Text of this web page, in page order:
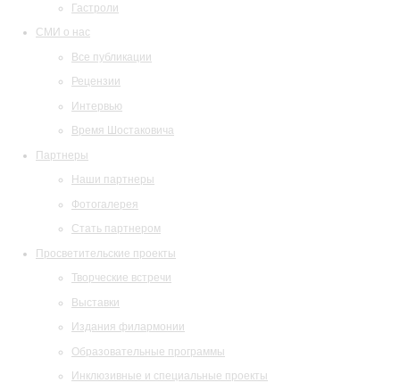
Гастроли
СМИ о нас
Все публикации
Рецензии
Интервью
Время Шостаковича
Партнеры
Наши партнеры
Фотогалерея
Стать партнером
Просветительские проекты
Творческие встречи
Выставки
Издания филармонии
Образовательные программы
Инклюзивные и специальные проекты